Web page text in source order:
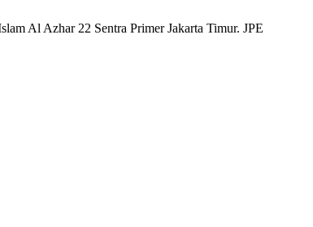
Al Azhar 22 Sentra Primer Jakarta Timur. JPE